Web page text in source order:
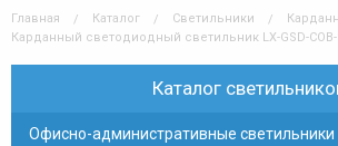
Главная Каталог Светильники
Карданный светодиодный светильник LX-GSD-
Каталог
Офисно-административные светильники